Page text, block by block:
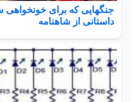
جنگهایی که برای
داستانی از شاهنامه